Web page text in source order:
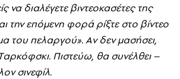
να διαλέγετε βιντεοκασέτες της
την επόμενη φορά ρίξτε στο βίντεο
του πελαργού». Aν δεν μασήσει,
Πιστεύω, θα συνέλθει –
σινεφίλ.